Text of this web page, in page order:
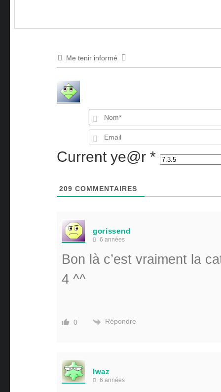
Me tenir informé
Current ye@r *
209 COMMENTAIRES
gorissend
6 années
Bon là c’est vraiment la
4 ^^
0 Répondre
lwaz
6 années